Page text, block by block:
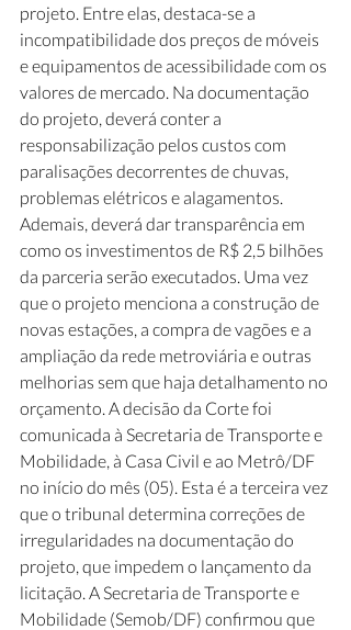
projeto. Entre elas, destaca-se a
incompatibilidade dos preços de móveis
e equipamentos de acessibilidade com os
valores de mercado. Na documentação
do projeto, deverá conter a
responsabilização pelos custos com
paralisações decorrentes de chuvas,
problemas elétricos e alagamentos.
Ademais, deverá dar transparência em
como os investimentos de R$ 2,5 bilhões
da parceria serão executados. Uma vez
que o projeto menciona a construção de
novas estações, a compra de vagões e a
ampliação da rede metroviária e outras
melhorias sem que haja detalhamento no
orçamento. A decisão da Corte foi
comunicada à Secretaria de Transporte e
Mobilidade, à Casa Civil e ao Metrô/DF
no início do mês (05). Esta é a terceira vez
que o tribunal determina correções de
irregularidades na documentação do
projeto, que impedem o lançamento da
licitação. A Secretaria de Transporte e
Mobilidade (Semob/DF) confirmou que